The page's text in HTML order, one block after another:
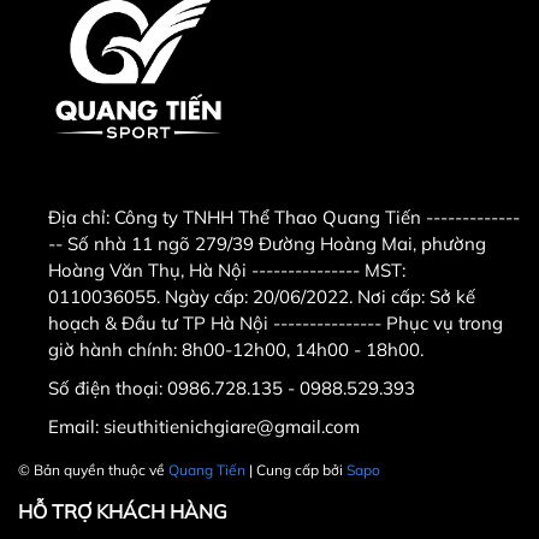
Điều này có lẽ rất cần thiết cho những người muốn
giảm cân, nhưng để tiêu hao mỡ thừa hiệu quả nhất
bạn nên kết hợp tập tạ với các bài tập khác chẳng
hạn như gập bụng sẽ khiến cho lượng calo trong cơ
thể của bạn sẽ được thải ra nhanh chóng.
Việc luyện tập tạ tay tạ đơn thường xuyên cùng với
bài tập squat đứng lên ngồi xuống có tác dụng điều
hoà nội tiết, giúp cơ thể khỏe khoắn, săn chắc, giúp
người luyện tập có một thân hình lý tưởng cùng sức
khỏe ổn định.
Một số hình ảnh về các mức khối lượng của Tạ tay
đơn Gang bọc cao su FED :
Sản phẩmTạ tay đơn Gang bọc cao su FED
bảo hành 12 tháng đối với lỗi nhà sản xuất (1 đổi 1).
Địa chỉ: Công ty TNHH Thể Thao Quang Tiến -------------
-- Số nhà 11 ngõ 279/39 Đường Hoàng Mai, phường
Hoàng Văn Thụ, Hà Nội --------------- MST:
0110036055. Ngày cấp: 20/06/2022. Nơi cấp: Sở kế
hoạch & Đầu tư TP Hà Nội --------------- Phục vụ trong
giờ hành chính: 8h00-12h00, 14h00 - 18h00.
Số điện thoại: 0986.728.135 - 0988.529.393
Email: sieuthitienichgiare@gmail.com
© Bản quyền thuộc về Quang Tiến | Cung cấp bởi Sapo
HỖ TRỢ KHÁCH HÀNG